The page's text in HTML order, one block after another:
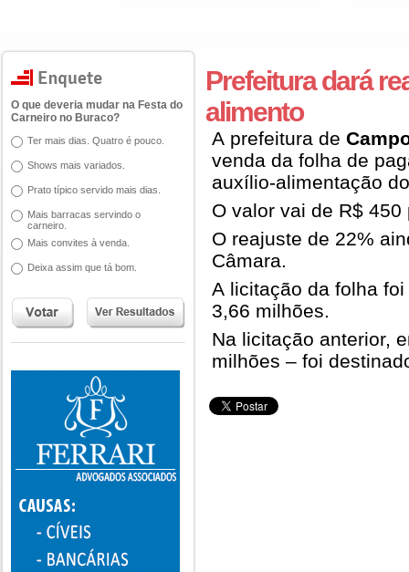
O que deveria mudar na Festa do
Carneiro no Buraco?
Ter mais dias. Quatro é pouco.
Shows mais variados.
Prato típico servido mais dias.
Mais barracas servindo o
carneiro.
Mais convites à venda.
Deixa assim que tá bom.
Prefeitura dará
alimento
A prefeitura de
venda da folha de
auxílio-alimentação
O valor vai de R$
O reajuste de 22%
Câmara.
A licitação da folha
3,66 milhões.
Na licitação anterior,
milhões – foi